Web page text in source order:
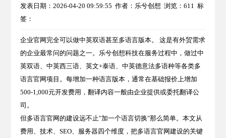
发表日期：2026-04-20 09:59:55 作者：乐兮创想 浏览：611 标
签：
企业官网完全可以做中英双语甚至多语言版本。 这是有外贸需求
的企业最常问的问题之一。乐兮创想科技在服务过程中，做过中
英双语、中英西三语、英文+泰语、中英德意法多语种等各类多
语言官网项目。每增加一种语言版本，通常在基础报价上增加
500-1,000元开发费用，翻译内容一般由企业提供或委托翻译公
司。
但多语言官网的建设远不止"加一个语言切换"那么简单。本文从
费用、技术、SEO、服务器四个维度，把多语言官网建设的关键